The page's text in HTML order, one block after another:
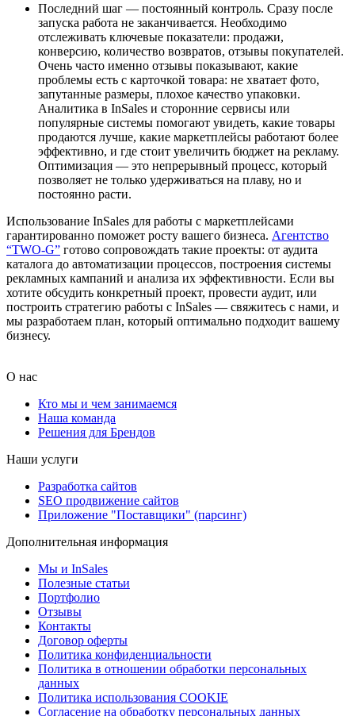
Последний шаг — постоянный контроль. Сразу после
запуска работа не заканчивается. Необходимо
отслеживать ключевые показатели: продажи,
конверсию, количество возвратов, отзывы покупателей.
Очень часто именно отзывы показывают, какие
проблемы есть с карточкой товара: не хватает фото,
запутанные размеры, плохое качество упаковки.
Аналитика в InSales и сторонние сервисы или
популярные системы помогают увидеть, какие товары
продаются лучше, какие маркетплейсы работают более
эффективно, и где стоит увеличить бюджет на рекламу.
Оптимизация — это непрерывный процесс, который
позволяет не только удерживаться на плаву, но и
постоянно расти.
Использование InSales для работы с маркетплейсами
гарантированно поможет росту вашего бизнеса. Агентство
“TWO-G” готово сопровождать такие проекты: от аудита
каталога до автоматизации процессов, построения системы
рекламных кампаний и анализа их эффективности. Если вы
хотите обсудить конкретный проект, провести аудит, или
построить стратегию работы с InSales — свяжитесь с нами, и
мы разработаем план, который оптимально подходит вашему
бизнесу.
О нас
Кто мы и чем занимаемся
Наша команда
Решения для Брендов
Наши услуги
Разработка сайтов
SEO продвижение сайтов
Приложение "Поставщики" (парсинг)
Дополнительная информация
Мы и InSales
Полезные статьи
Портфолио
Отзывы
Контакты
Договор оферты
Политика конфиденциальности
Политика в отношении обработки персональных
данных
Политика использования COOKIE
Согласение на обработку персональных данных